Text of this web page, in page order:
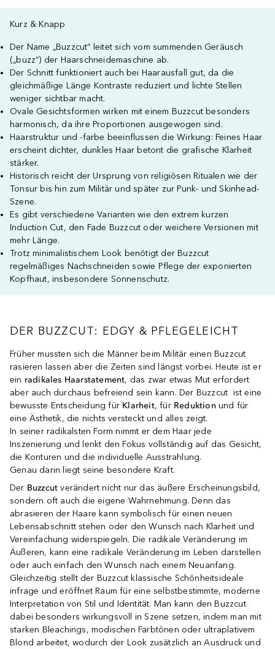
Kurz & Knapp
Der Name „Buzzcut“ leitet sich vom summenden Geräusch
(„buzz“) der Haarschneidemaschine ab.
Der Schnitt funktioniert auch bei Haarausfall gut, da die
gleichmäßige Länge Kontraste reduziert und lichte Stellen
weniger sichtbar macht.
Ovale Gesichtsformen wirken mit einem Buzzcut besonders
harmonisch, da ihre Proportionen ausgewogen sind.
Haarstruktur und -farbe beeinflussen die Wirkung: Feines Haar
erscheint dichter, dunkles Haar betont die grafische Klarheit
stärker.
Historisch reicht der Ursprung von religiösen Ritualen wie der
Tonsur bis hin zum Militär und später zur Punk- und Skinhead-
Szene.
Es gibt verschiedene Varianten wie den extrem kurzen
Induction Cut, den Fade Buzzcut oder weichere Versionen mit
mehr Länge.
Trotz minimalistischem Look benötigt der Buzzcut
regelmäßiges Nachschneiden sowie Pflege der exponierten
Kopfhaut, insbesondere Sonnenschutz.
DER BUZZCUT: EDGY & PFLEGELEICHT
Früher mussten sich die Männer beim Militär einen Buzzcut
rasieren lassen aber die Zeiten sind längst vorbei. Heute ist er
ein radikales Haarstatement, das zwar etwas Mut erfordert
aber auch durchaus befreiend sein kann. Der Buzzcut ist eine
bewusste Entscheidung für Klarheit, für Reduktionund für
eine Ästhetik, die nichts versteckt und alles zeigt.
In seiner radikalsten Form nimmt er dem Haar jede
Inszenierung und lenkt den Fokus vollständig auf das Gesicht,
die Konturen und die individuelle Ausstrahlung.
Genau darin liegt seine besondere Kraft.
Der Buzzcutverändert nicht nur das äußere Erscheinungsbild,
sondern oft auch die eigene Wahrnehmung. Denn das
abrasieren der Haare kann symbolisch für einen neuen
Lebensabschnitt stehen oder den Wunsch nach Klarheit und
Vereinfachung widerspiegeln. Die radikale Veränderung im
Äußeren, kann eine radikale Veränderung im Leben darstellen
oder auch einfach den Wunsch nach einem Neuanfang.
Gleichzeitig stellt der Buzzcut klassische Schönheitsideale
infrage und eröffnet Raum für eine selbstbestimmte, moderne
Interpretation von Stil und Identität. Man kann den Buzzcut
dabei besonders wirkungsvoll in Szene setzen, indem man mit
starken Bleachings, modischen Farbtönen oder ultraplativem
Blond arbeitet, wodurch der Look zusätzlich an Ausdruck und